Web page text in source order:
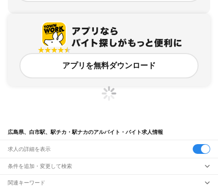
アプリを無料ダウンロード
広島県、白市駅、駅チカ・駅ナカのアルバイト・バイト求人情報
求人の詳細を表示
条件を追加・変更して検索
市区町村を追加・変更
関連キーワード